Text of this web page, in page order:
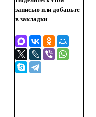
записью или добавьте
в закладки